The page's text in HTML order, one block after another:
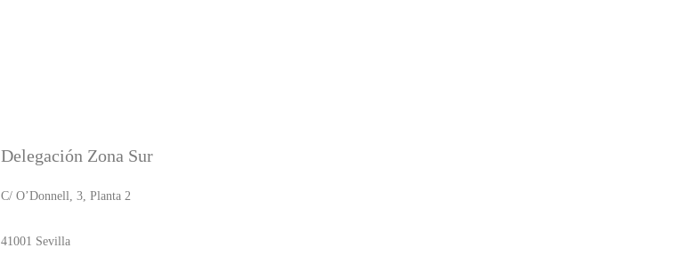
Delegación Zona Sur
C/ O’Donnell, 3, Planta 2
41001 Sevilla